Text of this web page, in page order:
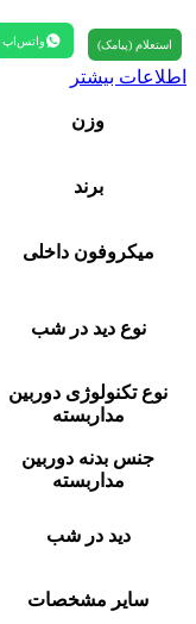
استعلام (پیامک) واتس‌اپ
اطلاعات بیشتر
وزن
برند
میکروفون داخلی
نوع دید در شب
نوع تکنولوژی دوربین
مداربسته
جنس بدنه دوربین
مداربسته
دید در شب
سایر مشخصات